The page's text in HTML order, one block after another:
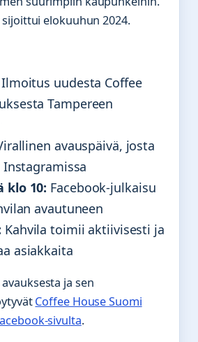
elokuuhun 2024.
Ilmoitus uudesta Coffee
Tampereen
avauspäivä, josta
klo 10: Facebook-julkaisu
avautuneen
Kahvila toimii aktiivisesti ja
asiakkaita
ja sen
Coffee House Suomi
sivulta.